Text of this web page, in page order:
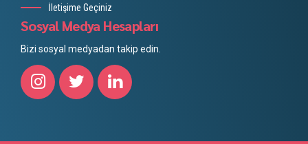
İletişime Geçiniz
Sosyal Medya Hesapları
Bizi sosyal medyadan takip edin.